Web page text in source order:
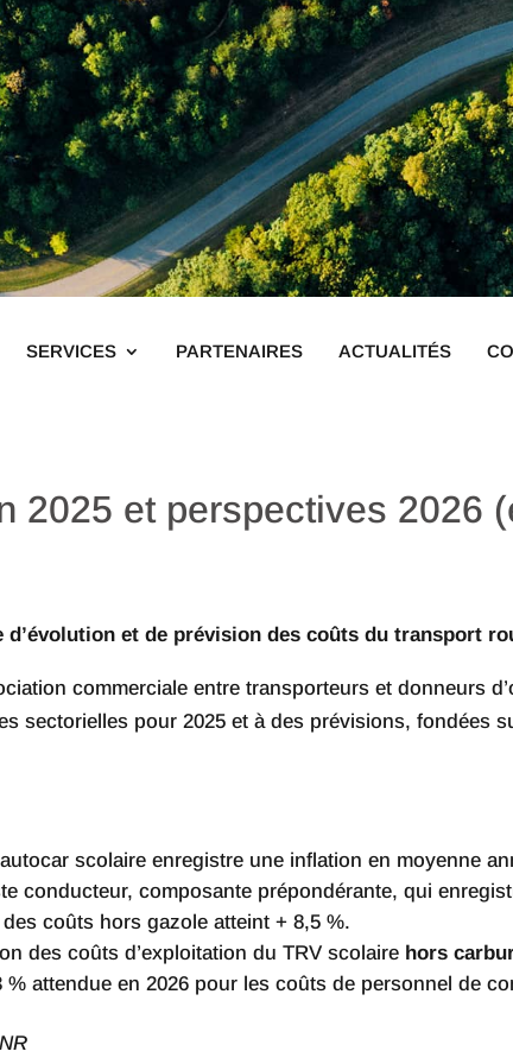
SERVICES PARTENAIRES ACTUALITÉS
2025 et perspectives 2026
d’évolution et de prévision des coûts du transport
commerciale entre transporteurs et donneurs
sectorielles pour 2025 et à des prévisions, fondées
autocar scolaire enregistre une inflation en moyenne
conducteur, composante prépondérante, qui
coûts hors gazole atteint + 8,5 %.
des coûts d’exploitation du TRV scolaire hors
attendue en 2026 pour les coûts de personnel de